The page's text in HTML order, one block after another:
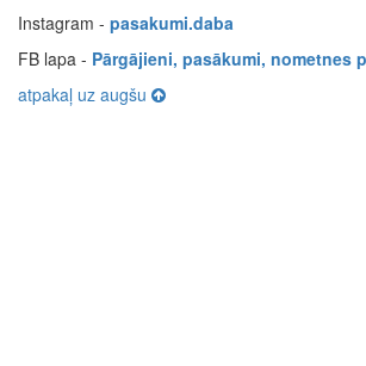
Instagram - pasakumi.daba
FB lapa - Pārgājieni, pasākumi, nometnes
atpakaļ uz augšu